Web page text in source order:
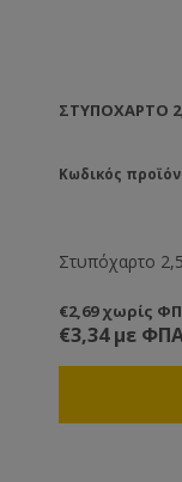
ΣΤΥΠΌΧΑΡΤΟ
Κωδικός
Στυπόχαρτο
€2,69 χωρίς
€3,34 με